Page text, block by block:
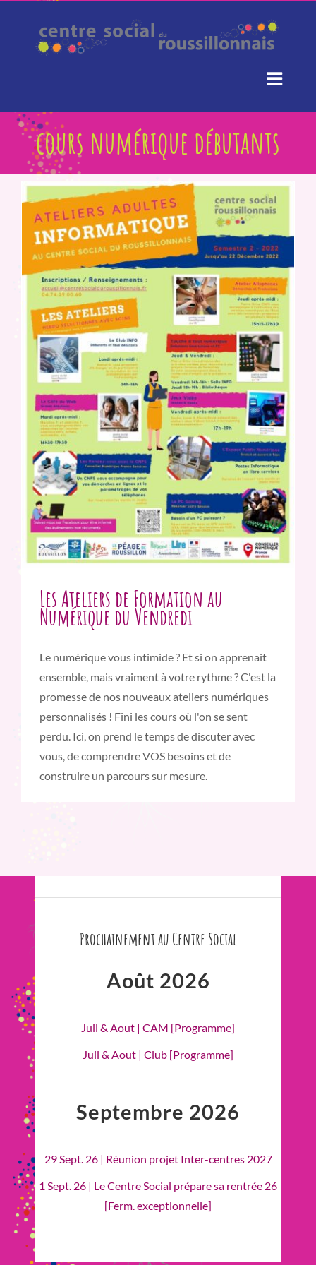
contenu
cours numérique débutants
Les Ateliers de Formation au
Numérique du Vendredi
Le numérique vous intimide ? Et si on apprenait
ensemble, mais vraiment à votre rythme ? C'est la
promesse de nos nouveaux ateliers numériques
personnalisés ! Fini les cours où l'on se sent
perdu. Ici, on prend le temps de discuter avec
vous, de comprendre VOS besoins et de
construire un parcours sur mesure.
Prochainement au Centre Social
Août 2026
Juil & Aout | CAM [Programme]
Juil & Aout | Club [Programme]
Septembre 2026
29 Sept. 26 | Réunion projet Inter-centres 2027
1 Sept. 26 | Le Centre Social prépare sa rentrée 26
[Ferm. exceptionnelle]